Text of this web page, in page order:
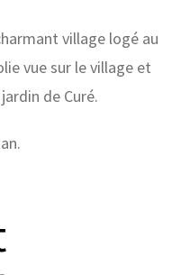
village logé au
vue sur le village et
de Curé.